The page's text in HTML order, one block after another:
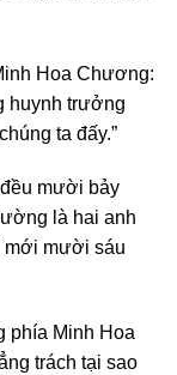
Hoa Chương:
huynh trưởng
ta đấy.”
mười bảy
là hai anh
mới mười sáu
phía Minh Hoa
trách tại sao